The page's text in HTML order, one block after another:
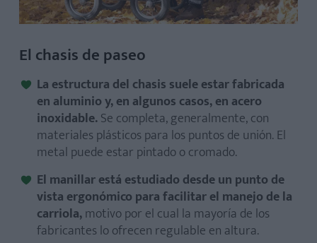
El chasis de paseo
La estructura del chasis suele estar fabricada
en aluminio y, en algunos casos, en acero
inoxidable.Se completa, generalmente, con
materiales plásticos para los puntos de unión. El
metal puede estar pintado o cromado.
El manillar está estudiado desde un punto de
vista ergonómico para facilitar el manejo de la
carriola,motivo por el cual la mayoría de los
fabricantes lo ofrecen regulable en altura.